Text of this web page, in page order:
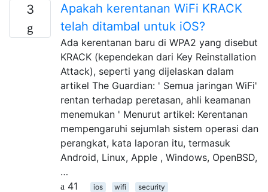
3
Apakah kerentanan WiFi KRACK
telah ditambal untuk iOS?
Ada kerentanan baru di WPA2 yang disebut
KRACK (kependekan dari Key Reinstallation
Attack), seperti yang dijelaskan dalam
artikel The Guardian: ' Semua jaringan WiFi'
rentan terhadap peretasan, ahli keamanan
menemukan ' Menurut artikel: Kerentanan
mempengaruhi sejumlah sistem operasi dan
perangkat, kata laporan itu, termasuk
Android, Linux, Apple , Windows, OpenBSD,
…
41
ios wifi security